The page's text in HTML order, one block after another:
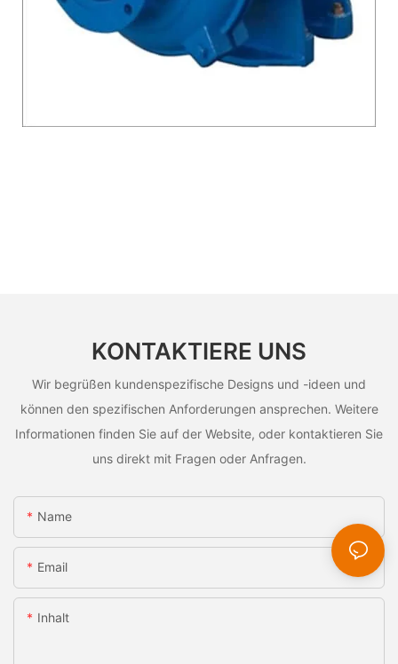
KONTAKTIERE UNS
Wir begrüßen kundenspezifische Designs und -ideen und
können den spezifischen Anforderungen ansprechen. Weitere
Informationen finden Sie auf der Website, oder kontaktieren Sie
uns direkt mit Fragen oder Anfragen.
Name
Email
Inhalt